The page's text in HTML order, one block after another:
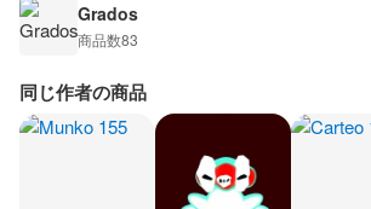
Grados
商品数83
同じ作者の商品